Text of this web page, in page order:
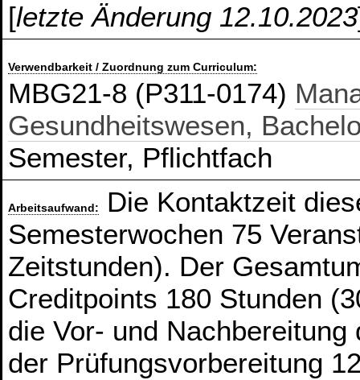
[letzte Änderung 12.10.2023
Verwendbarkeit / Zuordnung zum Curriculum:
MBG21-8 (P311-0174)
Gesundheitswesen,
Semester, Pflichtfach
Arbeitsaufwand:
Die Kontaktzeit
Semesterwochen 75
Zeitstunden). Der
Creditpoints 180 Stunden
die Vor- und
der Prüfungsvorbereitung